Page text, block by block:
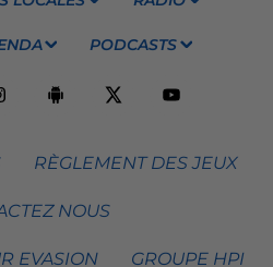
PODCASTS
RÈGLEMENT DES JEUX
NOUS
EVASION GROUPE HPI